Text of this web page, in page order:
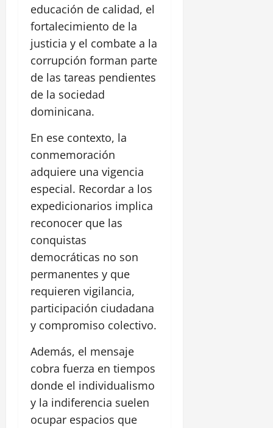
educación de calidad, el
fortalecimiento de la
justicia y el combate a la
corrupción forman parte
de las tareas pendientes
de la sociedad
dominicana.
En ese contexto, la
conmemoración
adquiere una vigencia
especial. Recordar a los
expedicionarios implica
reconocer que las
conquistas
democráticas no son
permanentes y que
requieren vigilancia,
participación ciudadana
y compromiso colectivo.
Además, el mensaje
cobra fuerza en tiempos
donde el individualismo
y la indiferencia suelen
ocupar espacios que